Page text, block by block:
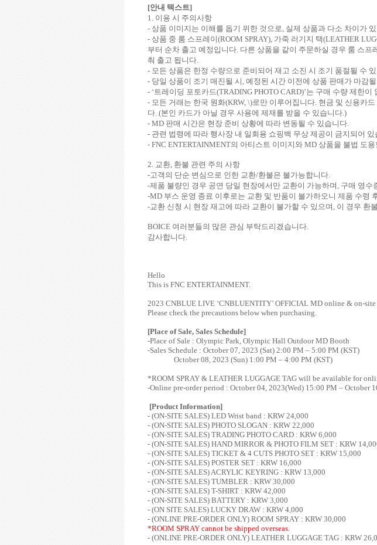
[안내 텍스트]
1. 이용 시 주의사항
- 상품 이미지는 이해를 돕기 위한 것으로, 실제 상품과 다소 차이가
- 상품 중 룸 스프레이(ROOM SPRAY), 가죽 러기지 택(LEATHER
부터 순차 출고 예정입니다. 다른 상품을 같이 주문하실 경우 룸 스프
춰 출고 됩니다.
- 모든 상품은 한정 수량으로 준비되어 재고 소진 시 조기 품절될 수
- 당일 상품이 조기 매진될 시 , 예정된 시간 이전에 상품 판매가 마감
- ‘트레이딩 포토카드(TRADING PHOTO CARD)’는 구매 수량 제한이
- 모든 거래는 한국 원화(KRW, \)로만 이루어집니다. 현금 및 신용카
다. (본인 카드가 아닐 경우 사용에 제재를 받을 수 있습니다.)
- MD 판매 시간은 현장 준비 상황에 따라 변동될 수 있습니다.
- 관련 법령에 따라 행사장 내 일회용 쇼핑백 무상 제공이 금지되어 있
- FNC ENTERTAINMENT의 아티스트 이미지와 MD 상품을 불법 도
2. 교환, 환불 관련 주의 사항
-고객의 단순 변심으로 인한 교환/환불은 불가능합니다.
-제품 불량인 경우 공연 당일 현장에서만 교환이 가능하며 , 구매 영수
-MD 부스 운영 종료 이후로는 교환 및 반품이 불가하오니 제품 수령
-교환 신청 시 현장 재고에 따라 교환이 불가할 수 있으며 , 이 경우 환
BOICE 여러분들의 많은 관심 부탁드리겠습니다.
감사합니다.
Hello
This is FNC ENTERTAINMENT.
2023 CNBLUE LIVE ‘CNBLUENTITY’ OFFICIAL MD online & on-
Please check the precautions below when purchasing.
[Place of Sale, Sales Schedule]
-Place of Sale : Olympic Park, Olympic Hall Outdoor MD Booth
-Sales Schedule : October 07, 2023 (Sat) 2:00 PM – 5:00 PM (KST)
October 08, 2023 (Sun) 1:00 PM – 4:00 PM (KST)
*ROOM SPRAY & LEATHER LUGGAGE TAG will be available for
-Online pre-order period : October 04, 2023(Wed) 15:00 PM – October
[Product Information]
- (ON-SITE SALES) LED Wrist band : KRW 24,000
- (ON-SITE SALES) PHOTO SLOGAN : KRW 22,000
- (ON-SITE SALES) TRADING PHOTO CARD : KRW 6,000
- (ON-SITE SALES) HAND MIRROR & PHOTO FILM SET : KRW
- (ON-SITE SALES) TICKET & 4 CUTS PHOTO SET : KRW 15,000
- (ON-SITE SALES) POSTER SET : KRW 16,000
- (ON-SITE SALES) ACRYLIC KEYRING : KRW 13,000
- (ON-SITE SALES) TUMBLER : KRW 30,000
- (ON-SITE SALES) T-SHIRT : KRW 42,000
- (ON-SITE SALES) BATTERY : KRW 3,000
- (ON SITE SALES) LUCKY DRAW : KRW 4,000
- (ONLINE PRE-ORDER ONLY) ROOM SPRAY : KRW 30,000
*ROOM SPRAY cannot be shipped overseas.
- (ONLINE PRE-ORDER ONLY) LEATHER LUGGAGE TAG : KRW